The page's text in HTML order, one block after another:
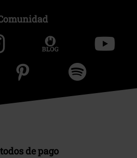
de pago